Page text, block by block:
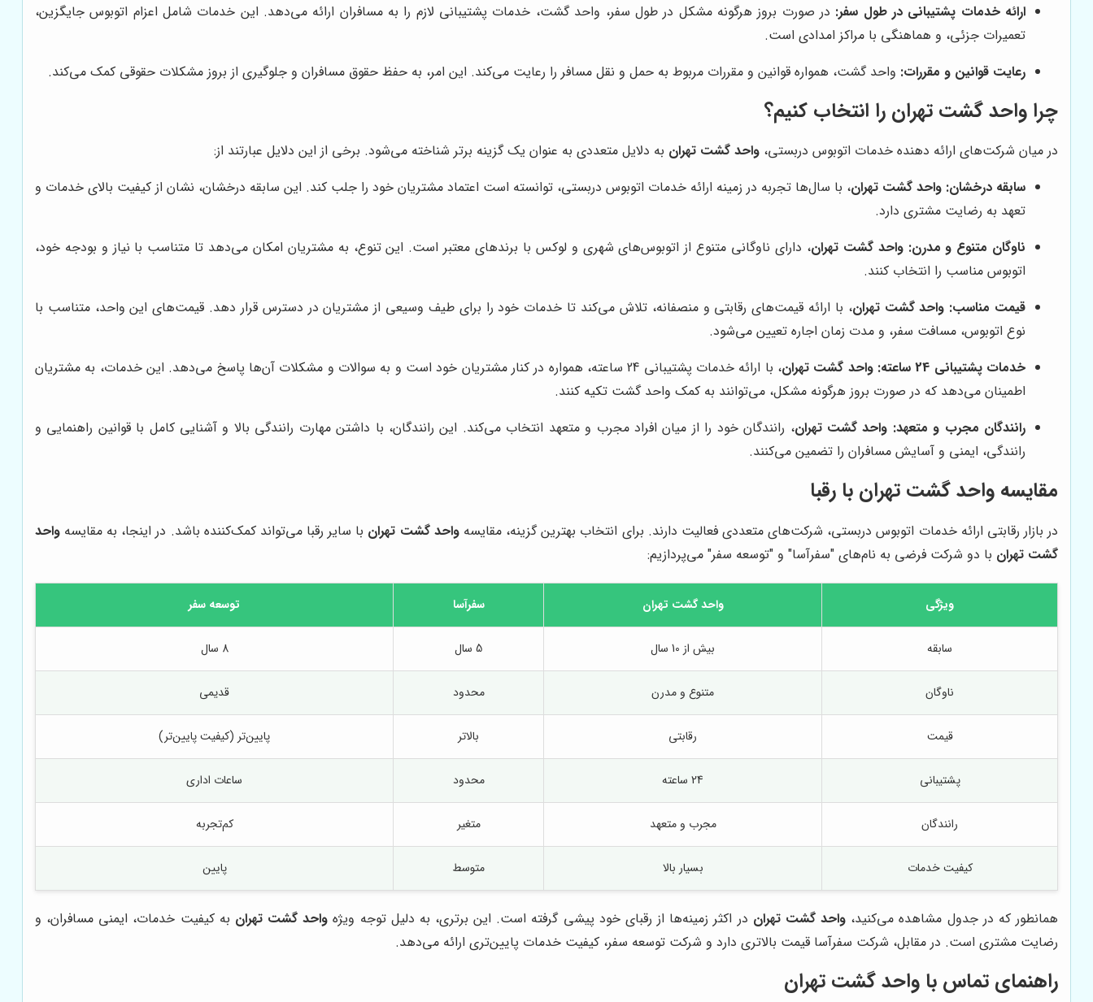
ارائه خدمات پشتیبانی در طول سفر: در صورت بروز هرگونه مشکل در طول سفر، واحد گشت، خدمات پشتیبانی لازم را به مسافران ارائه می‌دهد. این خدمات شامل اعزام اتوبوس جایگزین،
تعمیرات جزئی، و هماهنگی با مراکز امدادی است.
رعایت قوانین و مقررات: واحد گشت، همواره قوانین و مقررات مربوط به حمل و نقل مسافر را رعایت می‌کند. این امر، به حفظ حقوق مسافران و جلوگیری از بروز مشکلات حقوقی کمک می‌کند.
چرا واحد گشت تهران را انتخاب کنیم؟
در میان شرکت‌های ارائه دهنده خدمات اتوبوس دربستی، واحد گشت تهران به دلایل متعددی به عنوان یک گزینه برتر شناخته می‌شود. برخی از این دلایل عبارتند از:
سابقه درخشان: واحد گشت تهران، با سال‌ها تجربه در زمینه ارائه خدمات اتوبوس دربستی، توانسته است اعتماد مشتریان خود را جلب کند. این سابقه درخشان، نشان از کیفیت بالای خدمات و
تعهد به رضایت مشتری دارد.
ناوگان متنوع و مدرن: واحد گشت تهران، دارای ناوگانی متنوع از اتوبوس‌های شهری و لوکس با برندهای معتبر است. این تنوع، به مشتریان امکان می‌دهد تا متناسب با نیاز و بودجه خود،
اتوبوس مناسب را انتخاب کنند.
قیمت مناسب: واحد گشت تهران، با ارائه قیمت‌های رقابتی و منصفانه، تلاش می‌کند تا خدمات خود را برای طیف وسیعی از مشتریان در دسترس قرار دهد. قیمت‌های این واحد، متناسب با
نوع اتوبوس، مسافت سفر، و مدت زمان اجاره تعیین می‌شود.
خدمات پشتیبانی 24 ساعته:
واحد گشت تهران
، با ارائه خدمات پشتیبانی 24 ساعته، همواره در کنار مشتریان خود است و به سوالات و مشکلات آن‌ها پاسخ می‌دهد. این خدمات، به مشتریان
اطمینان می‌دهد که در صورت بروز هرگونه مشکل، می‌توانند به کمک واحد گشت تکیه کنند.
رانندگان مجرب و متعهد: واحد گشت تهران، رانندگان خود را از میان افراد مجرب و متعهد انتخاب می‌کند. این رانندگان، با داشتن مهارت رانندگی بالا و آشنایی کامل با قوانین راهنمایی و
رانندگی، ایمنی و آسایش مسافران را تضمین می‌کنند.
مقایسه واحد گشت تهران با رقبا
در بازار رقابتی ارائه خدمات اتوبوس دربستی، شرکت‌های متعددی فعالیت دارند. برای انتخاب بهترین گزینه، مقایسهواحد گشت تهران با سایر رقبا می‌تواند کمک‌کننده باشد. در اینجا، به مقایسهواحد
گشت تهران با دو شرکت فرضی به نام‌های "سفرآسا" و "توسعه سفر" می‌پردازیم:
ویژگی واحد گشت تهران سفرآسا توسعه سفر
سابقه بیش از 10 سال 5 سال 8 سال
ناوگان متنوع و مدرن محدود قدیمی
قیمت رقابتی بالاتر پایین‌تر (کیفیت پایین‌تر)
پشتیبانی 24 ساعته محدود ساعات اداری
رانندگان مجرب و متعهد متغیر کم‌تجربه
کیفیت خدمات بسیار بالا متوسط پایین
همانطور که در جدول مشاهده می‌کنید، واحد گشت تهران در اکثر زمینه‌ها از رقبای خود پیشی گرفته است. این برتری، به دلیل توجه ویژه واحد گشت تهران به کیفیت خدمات، ایمنی مسافران، و
رضایت مشتری است. در مقابل، شرکت سفرآسا قیمت بالاتری دارد و شرکت توسعه سفر، کیفیت خدمات پایین‌تری ارائه می‌دهد.
راهنمای تماس با واحد گشت تهران